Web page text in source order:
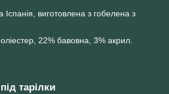
виготовлена з гобелена з
22% бавовна, 3% акрил.
тарілки